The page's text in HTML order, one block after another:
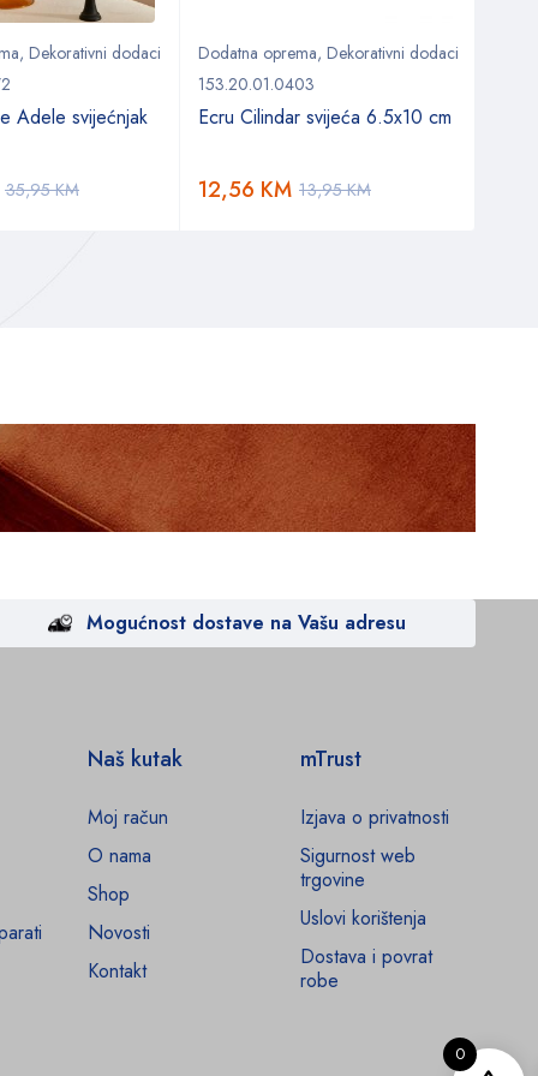
, Dekorativni dodaci
Adele svijećnjak
35,95KM
Dodatna oprema, Dekorativni dodaci
153.20.01.0403
Ecru Cilindar svijeća 6.5x10 cm
13,95KM
12,56 KM
Mogućnost dostave na Vašu adresu
Naš kutak
Moj račun
O nama
Shop
Novosti
Kontakt
mTrust
Izjava o privatnosti
Sigurnost web
trgovine
Uslovi korištenja
Dostava i povrat
robe
0